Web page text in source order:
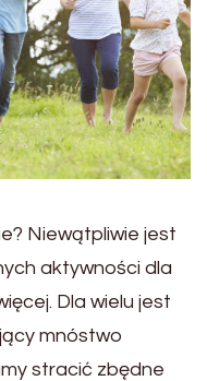
Niewątpliwie jest
aktywności dla
Dla wielu jest
mnóstwo
stracić zbędne